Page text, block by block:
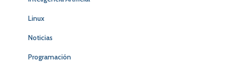
Linux
Noticias
Programación